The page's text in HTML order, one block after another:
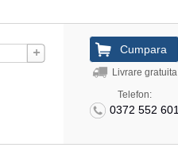
Livrare gratuita
Telefon:
0372 552 601